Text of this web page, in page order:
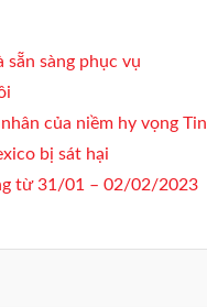
sàng phục vụ
của niềm hy vọng
bị sát hại
từ 31/01 – 02/02/2023